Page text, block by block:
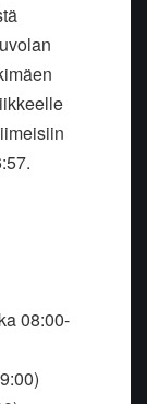
08:00-